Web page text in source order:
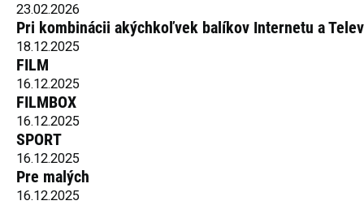
23.02.2026
Pri kombinácii akýchkoľvek balíkov Internetu a
18.12.2025
FILM
16.12.2025
FILMBOX
16.12.2025
SPORT
16.12.2025
Pre malých
16.12.2025